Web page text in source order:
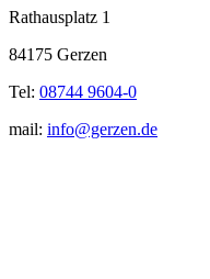
Rathausplatz 1
84175 Gerzen
Tel: 08744 9604-0
mail: info@gerzen.de